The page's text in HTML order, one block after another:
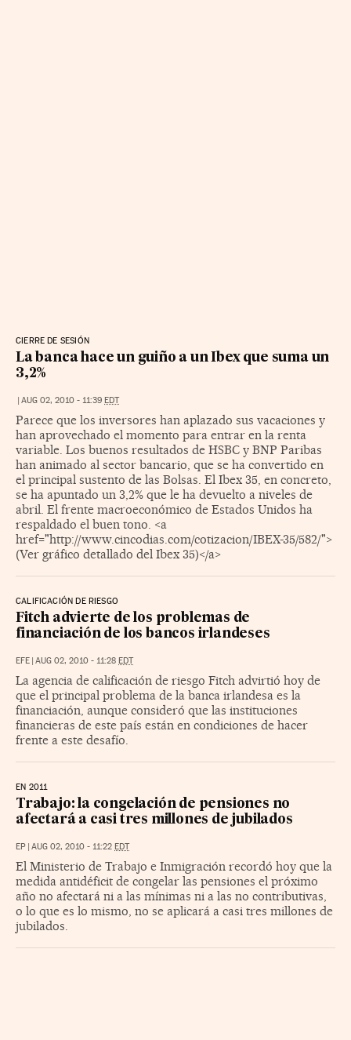
CIERRE DE SESIÓN
La banca hace un guiño a un Ibex que suma un
3,2%
| AUG 02, 2010 - 11:39 EDT
Parece que los inversores han aplazado sus vacaciones y
han aprovechado el momento para entrar en la renta
variable. Los buenos resultados de HSBC y BNP Paribas
han animado al sector bancario, que se ha convertido en
el principal sustento de las Bolsas. El Ibex 35, en concreto,
se ha apuntado un 3,2% que le ha devuelto a niveles de
abril. El frente macroeconómico de Estados Unidos ha
respaldado el buen tono. <a
href="http://www.cincodias.com/cotizacion/IBEX-35/582/">
(Ver gráfico detallado del Ibex 35)</a>
CALIFICACIÓN DE RIESGO
Fitch advierte de los problemas de
financiación de los bancos irlandeses
EFE | AUG 02, 2010 - 11:28 EDT
La agencia de calificación de riesgo Fitch advirtió hoy de
que el principal problema de la banca irlandesa es la
financiación, aunque consideró que las instituciones
financieras de este país están en condiciones de hacer
frente a este desafío.
EN 2011
Trabajo: la congelación de pensiones no
afectará a casi tres millones de jubilados
EP | AUG 02, 2010 - 11:22 EDT
El Ministerio de Trabajo e Inmigración recordó hoy que la
medida antidéficit de congelar las pensiones el próximo
año no afectará ni a las mínimas ni a las no contributivas,
o lo que es lo mismo, no se aplicará a casi tres millones de
jubilados.